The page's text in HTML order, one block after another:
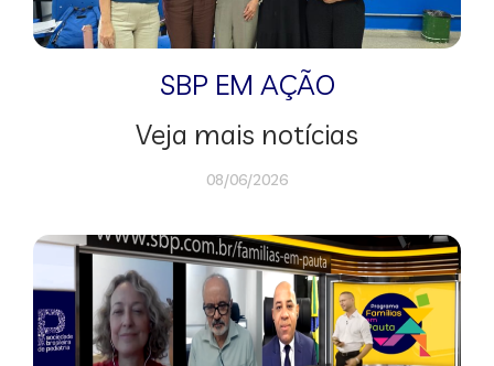
SBP EM AÇÃO
Veja mais notícias
08/06/2026